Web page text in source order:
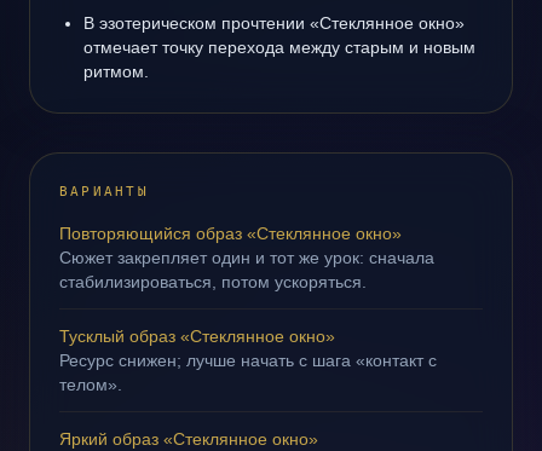
В эзотерическом прочтении «Стеклянное окно»
отмечает точку перехода между старым и новым
ритмом.
ВАРИАНТЫ
Повторяющийся образ «Стеклянное окно»
Сюжет закрепляет один и тот же урок: сначала
стабилизироваться, потом ускоряться.
Тусклый образ «Стеклянное окно»
Ресурс снижен; лучше начать с шага «контакт с
телом».
Яркий образ «Стеклянное окно»